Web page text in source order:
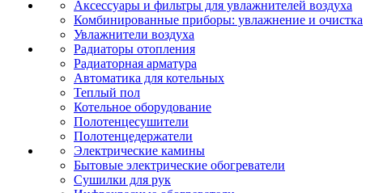
Аксессуары и фильтры для увлажнителей воздуха
Комбинированные приборы: увлажнение и очистка
Увлажнители воздуха
Радиаторы отопления
Радиаторная арматура
Автоматика для котельных
Теплый пол
Котельное оборудование
Полотенцесушители
Полотенцедержатели
Электрические камины
Бытовые электрические обогреватели
Сушилки для рук